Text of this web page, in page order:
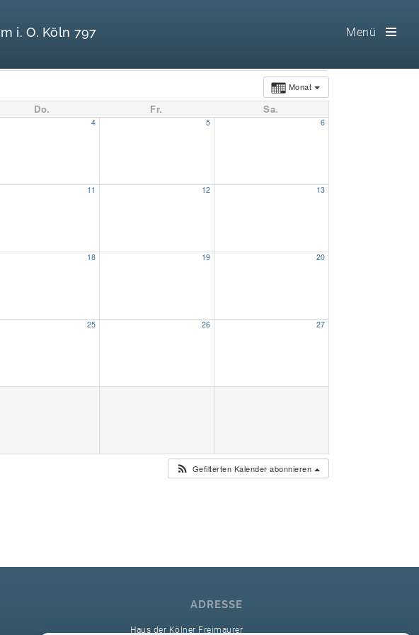
i. O. Köln 797 Menü
Monat
Do. Fr. Sa.
4 5 6
11 12 13
18 19 20
25 26 27
Gefilterten Kalender abonnieren
ADRESSE
Haus der Kölner Freimaurer